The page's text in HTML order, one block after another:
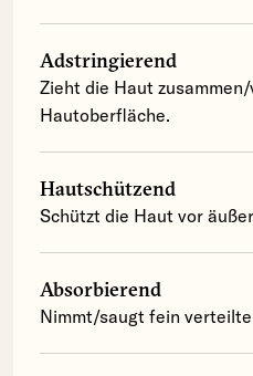
Adstringierend
Zieht die Haut
Hautoberfläche.
Hautschützend
Schützt die Haut vor
Absorbierend
Nimmt/saugt fein